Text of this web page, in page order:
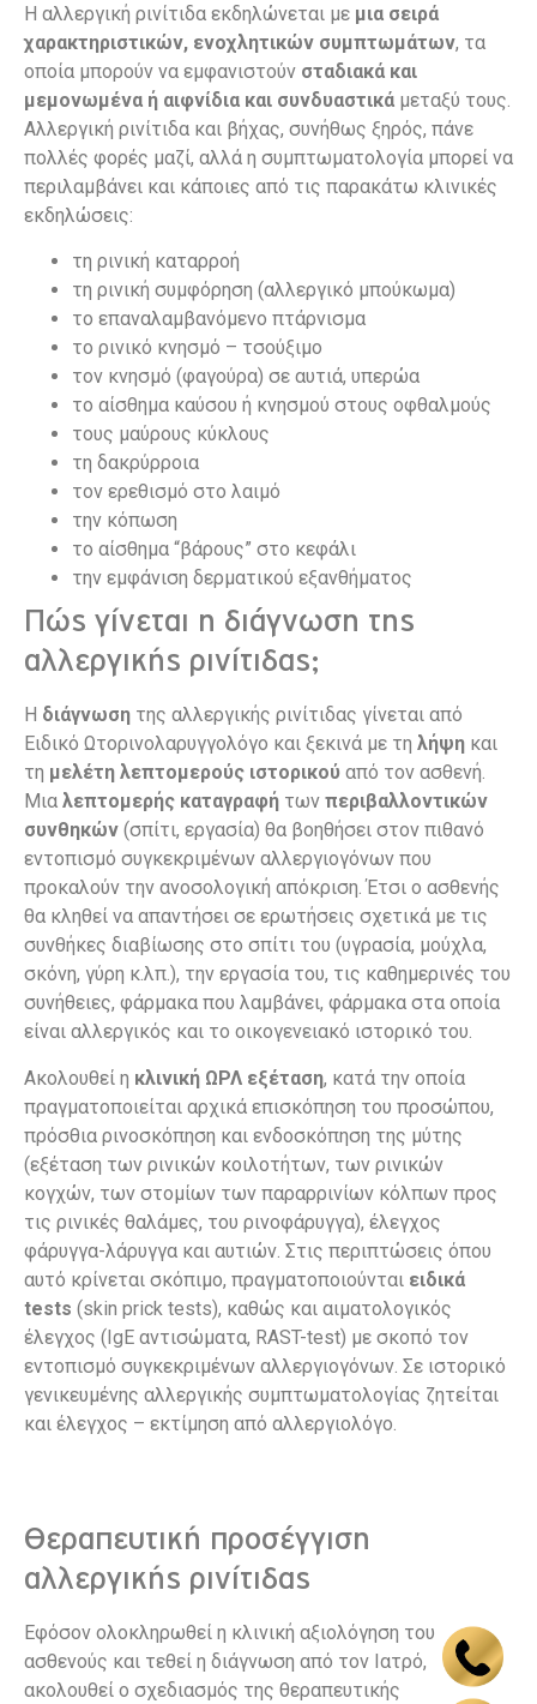
Η αλλεργική ρινίτιδα εκδηλώνεται με μια σειρά
χαρακτηριστικών, ενοχλητικών συμπτωμάτων, τα
οποία μπορούν να εμφανιστούν σταδιακά και
μεμονωμένα ή αιφνίδια και συνδυαστικά μεταξύ τους.
Αλλεργική ρινίτιδα και βήχας, συνήθως ξηρός, πάνε
πολλές φορές μαζί, αλλά η συμπτωματολογία μπορεί να
περιλαμβάνει και κάποιες από τις παρακάτω κλινικές
εκδηλώσεις:
τη ρινική καταρροή
τη ρινική συμφόρηση (αλλεργικό μπούκωμα)
το επαναλαμβανόμενο πτάρνισμα
το ρινικό κνησμό – τσούξιμο
τον κνησμό (φαγούρα) σε αυτιά, υπερώα
το αίσθημα καύσου ή κνησμού στους οφθαλμούς
τους μαύρους κύκλους
τη δακρύρροια
τον ερεθισμό στο λαιμό
την κόπωση
το αίσθημα “βάρους” στο κεφάλι
την εμφάνιση δερματικού εξανθήματος
Πώς γίνεται η διάγνωση της
αλλεργικής ρινίτιδας;
Η διάγνωση της αλλεργικής ρινίτιδας γίνεται από
Ειδικό Ωτορινολαρυγγολόγο και ξεκινά με τη λήψη και
τη μελέτη λεπτομερούς ιστορικού από τον ασθενή.
Μια λεπτομερής καταγραφή των περιβαλλοντικών
συνθηκών (σπίτι, εργασία) θα βοηθήσει στον πιθανό
εντοπισμό συγκεκριμένων αλλεργιογόνων που
προκαλούν την ανοσολογική απόκριση. Έτσι ο ασθενής
θα κληθεί να απαντήσει σε ερωτήσεις σχετικά με τις
συνθήκες διαβίωσης στο σπίτι του (υγρασία, μούχλα,
σκόνη, γύρη κ.λπ.), την εργασία του, τις καθημερινές του
συνήθειες, φάρμακα που λαμβάνει, φάρμακα στα οποία
είναι αλλεργικός και το οικογενειακό ιστορικό του.
Ακολουθεί η κλινική ΩΡΛ εξέταση, κατά την οποία
πραγματοποιείται αρχικά επισκόπηση του προσώπου,
πρόσθια ρινοσκόπηση και ενδοσκόπηση της μύτης
(εξέταση των ρινικών κοιλοτήτων, των ρινικών
κογχών, των στομίων των παραρρινίων κόλπων προς
τις ρινικές θαλάμες, του ρινοφάρυγγα), έλεγχος
φάρυγγα-λάρυγγα και αυτιών. Στις περιπτώσεις όπου
αυτό κρίνεται σκόπιμο, πραγματοποιούνται ειδικά
tests (skin prick tests), καθώς και αιματολογικός
έλεγχος (IgE αντισώματα, RAST-test) με σκοπό τον
εντοπισμό συγκεκριμένων αλλεργιογόνων. Σε ιστορικό
γενικευμένης αλλεργικής συμπτωματολογίας ζητείται
και έλεγχος – εκτίμηση από αλλεργιολόγο.
Θεραπευτική προσέγγιση
αλλεργικής ρινίτιδας
Εφόσον ολοκληρωθεί η κλινική αξιολόγηση του
ασθενούς και τεθεί η διάγνωση από τον Ιατρό,
ακολουθεί ο σχεδιασμός της θεραπευτικής